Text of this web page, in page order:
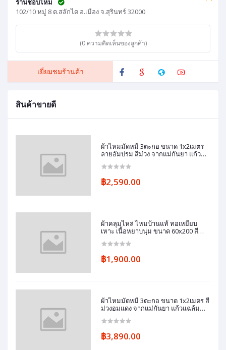
102/10 หมู่ 8 ต.สลักได อ.เมือง จ.สุรินทร์ 32000
(0 ความคิดเห็นของลูกค้า)
เยี่ยมชมร้านค้า
สินค้าขายดี
ผ้าไหมมัดหมี่ 3ตะกอ ขนาด 1x2เมตร
ลายอัมปรม สีม่วง จากแม่กันยา แก้ว
฿2,590.00
ผ้าคลุมไหล่ ไหมบ้านแท้ ทอเหยียบ
เหาะ เนื้อหยาบนุ่ม ขนาด 60x200 สี
นทมอ
฿1,900.00
ผ้าไหมมัดหมี่ 3ตะกอ ขนาด 1x2เมตร สี
ม่วงอมแดง จากแม่กันยา แก้วแฉล้ม
฿3,890.00